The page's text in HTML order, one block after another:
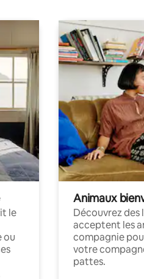
le
ou
Animaux
Découvrez des
acceptent les
compagnie
votre
pattes.